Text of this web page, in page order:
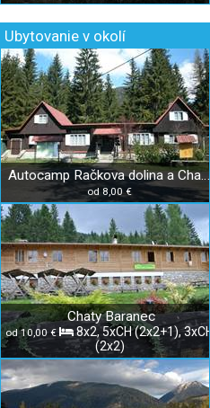
Ubytovanie v okolí
Autocamp Račkova dolina a Chata Jakubiná
od 8,00 €
Chaty Baranec
od 10,00 €
8x2, 5xCH (2x2+1), 3xCH
(2x2)